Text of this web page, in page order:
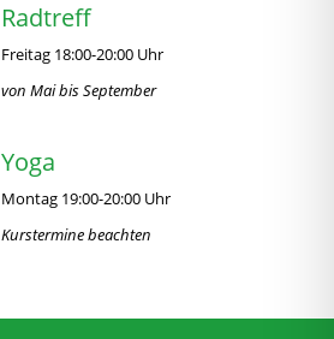
Radtreff
Freitag 18:00-20:00 Uhr
von Mai bis September
Yoga
Montag 19:00-20:00 Uhr
Kurstermine beachten